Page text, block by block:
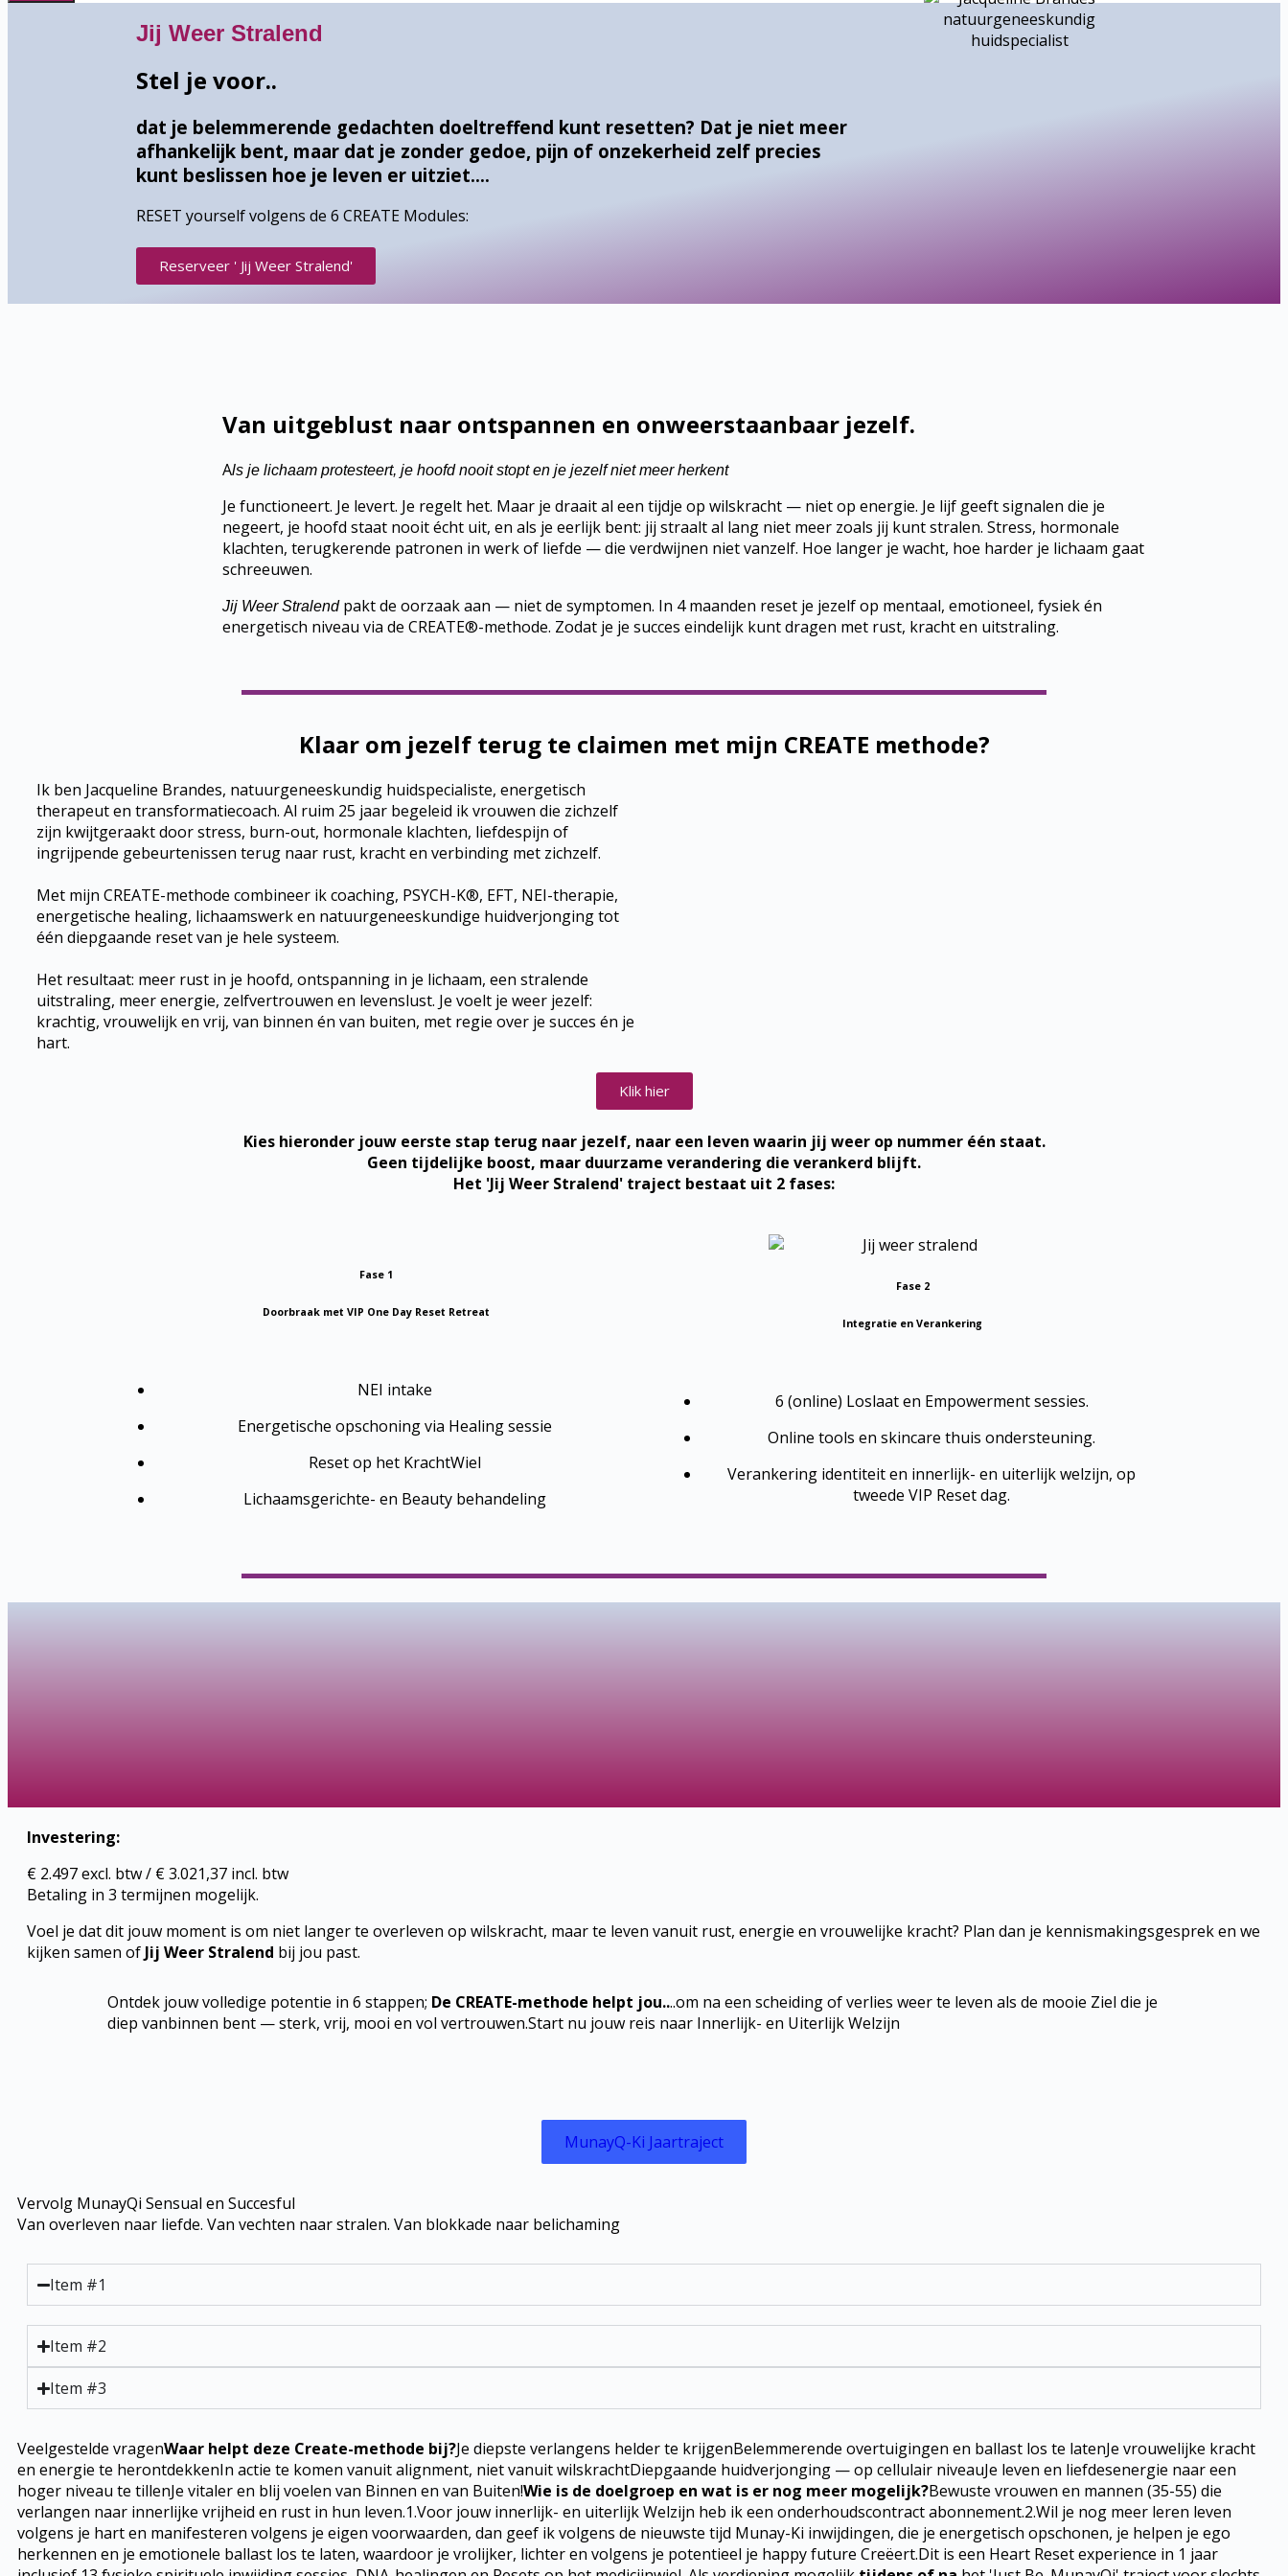
Jij Weer Stralend
Stel je voor..
dat je belemmerende gedachten doeltreffend kunt resetten? Dat je niet meer
afhankelijk bent, maar dat je zonder gedoe, pijn of onzekerheid zelf precies
kunt beslissen hoe je leven er uitziet….
RESET yourself volgens de 6 CREATE Modules:
Reserveer ' Jij Weer Stralend'
Van uitgeblust naar ontspannen en onweerstaanbaar jezelf.
Als je lichaam protesteert, je hoofd nooit stopt en je jezelf niet meer herkent
Je functioneert. Je levert. Je regelt het. Maar je draait al een tijdje op wilskracht — niet op energie. Je lijf geeft signalen die je
negeert, je hoofd staat nooit écht uit, en als je eerlijk bent: jij straalt al lang niet meer zoals jij kunt stralen. Stress, hormonale
klachten, terugkerende patronen in werk of liefde — die verdwijnen niet vanzelf. Hoe langer je wacht, hoe harder je lichaam gaat
schreeuwen.
Jij Weer Stralendpakt de oorzaak aan — niet de symptomen. In 4 maanden reset je jezelf op mentaal, emotioneel, fysiek én
energetisch niveau via de CREATE®-methode. Zodat je je succes eindelijk kunt dragen met rust, kracht en uitstraling.
Klaar om jezelf terug te claimen met mijn CREATE methode?
Ik ben Jacqueline Brandes, natuurgeneeskundig huidspecialiste, energetisch
therapeut en transformatiecoach. Al ruim 25 jaar begeleid ik vrouwen die zichzelf
zijn kwijtgeraakt door stress, burn-out, hormonale klachten, liefdespijn of
ingrijpende gebeurtenissen terug naar rust, kracht en verbinding met zichzelf.
Met mijn CREATE-methode combineer ik coaching, PSYCH-K®, EFT, NEI-therapie,
energetische healing, lichaamswerk en natuurgeneeskundige huidverjonging tot
één diepgaande reset van je hele systeem.
Het resultaat: meer rust in je hoofd, ontspanning in je lichaam, een stralende
uitstraling, meer energie, zelfvertrouwen en levenslust. Je voelt je weer jezelf:
krachtig, vrouwelijk en vrij, van binnen én van buiten, met regie over je succes én je
hart.
Klik hier
Kies hieronder jouw eerste stap terug naar jezelf, naar een leven waarin jij weer op nummer één staat.
Geen tijdelijke boost, maar duurzame verandering die verankerd blijft.
Het 'Jij Weer Stralend' traject bestaat uit 2 fases:
Fase 1
Doorbraak met VIP One Day Reset Retreat
NEI intake
Energetische opschoning via Healing sessie
Reset op het KrachtWiel
Lichaamsgerichte- en Beauty behandeling
Fase 2
Integratie en Verankering
6 (online) Loslaat en Empowerment sessies.
Online tools en skincare thuis ondersteuning.
Verankering identiteit en innerlijk- en uiterlijk welzijn, op
tweede VIP Reset dag.
Investering:
€ 2.497 excl. btw / € 3.021,37 incl. btw
Betaling in 3 termijnen mogelijk.
Voel je dat dit jouw moment is om niet langer te overleven op wilskracht, maar te leven vanuit rust, energie en vrouwelijke kracht? Plan dan je kennismakingsgesprek en we
kijken samen ofJij Weer Stralend bij jou past.
Ontdek jouw volledige potentie in 6 stappen; De CREATE-methode helpt jou....om na een scheiding of verlies weer te leven als de mooie Ziel die je
diep vanbinnen bent — sterk, vrij, mooi en vol vertrouwen.Start nu jouw reis naar Innerlijk- en Uiterlijk Welzijn
MunayQ-Ki Jaartraject
Vervolg MunayQi Sensual en Succesful
Van overleven naar liefde. Van vechten naar stralen. Van blokkade naar belichaming
Item #1
Item #2
Item #3
Veelgestelde vragenWaar helpt deze Create-methode bij?Je diepste verlangens helder te krijgenBelemmerende overtuigingen en ballast los te latenJe vrouwelijke kracht
en energie te herontdekkenIn actie te komen vanuit alignment, niet vanuit wilskrachtDiepgaande huidverjonging — op cellulair niveauJe leven en liefdesenergie naar een
hoger niveau te tillenJe vitaler en blij voelen van Binnen en van Buiten!Wie is de doelgroep en wat is er nog meer mogelijk?Bewuste vrouwen en mannen (35-55) die
verlangen naar innerlijke vrijheid en rust in hun leven.1.Voor jouw innerlijk- en uiterlijk Welzijn heb ik een onderhoudscontract abonnement.2.Wil je nog meer leren leven
volgens je hart en manifesteren volgens je eigen voorwaarden, dan geef ik volgens de nieuwste tijd Munay-Ki inwijdingen, die je energetisch opschonen, je helpen je ego
herkennen en je emotionele ballast los te laten, waardoor je vrolijker, lichter en volgens je potentieel je happy future Creëert.Dit is een Heart Reset experience in 1 jaar